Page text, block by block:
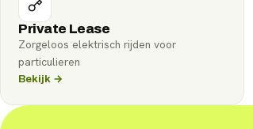
Private Lease
Zorgeloos elektrisch rijden voor
particulieren
Bekijk →